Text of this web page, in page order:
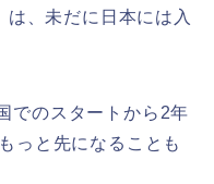
、未だに日本には入
でのスタートから2年
っと先になることも